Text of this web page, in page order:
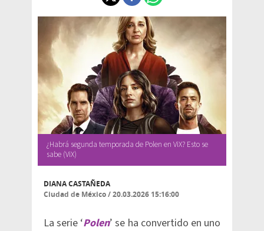
¿Habrá segunda temporada de Polen en ViX? Esto se
sabe (ViX)
DIANA CASTAÑEDA
Ciudad de México/20.03.2026 15:16:00
La serie ‘Polen’ se ha convertido en uno